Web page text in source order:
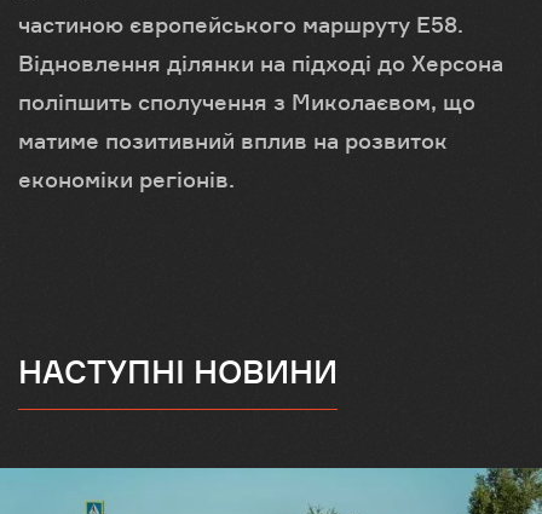
частиною європейського маршруту E58.
Відновлення ділянки на підході до Херсона
поліпшить сполучення з Миколаєвом, що
матиме позитивний вплив на розвиток
економіки регіонів.
НАСТУПНІ НОВИНИ